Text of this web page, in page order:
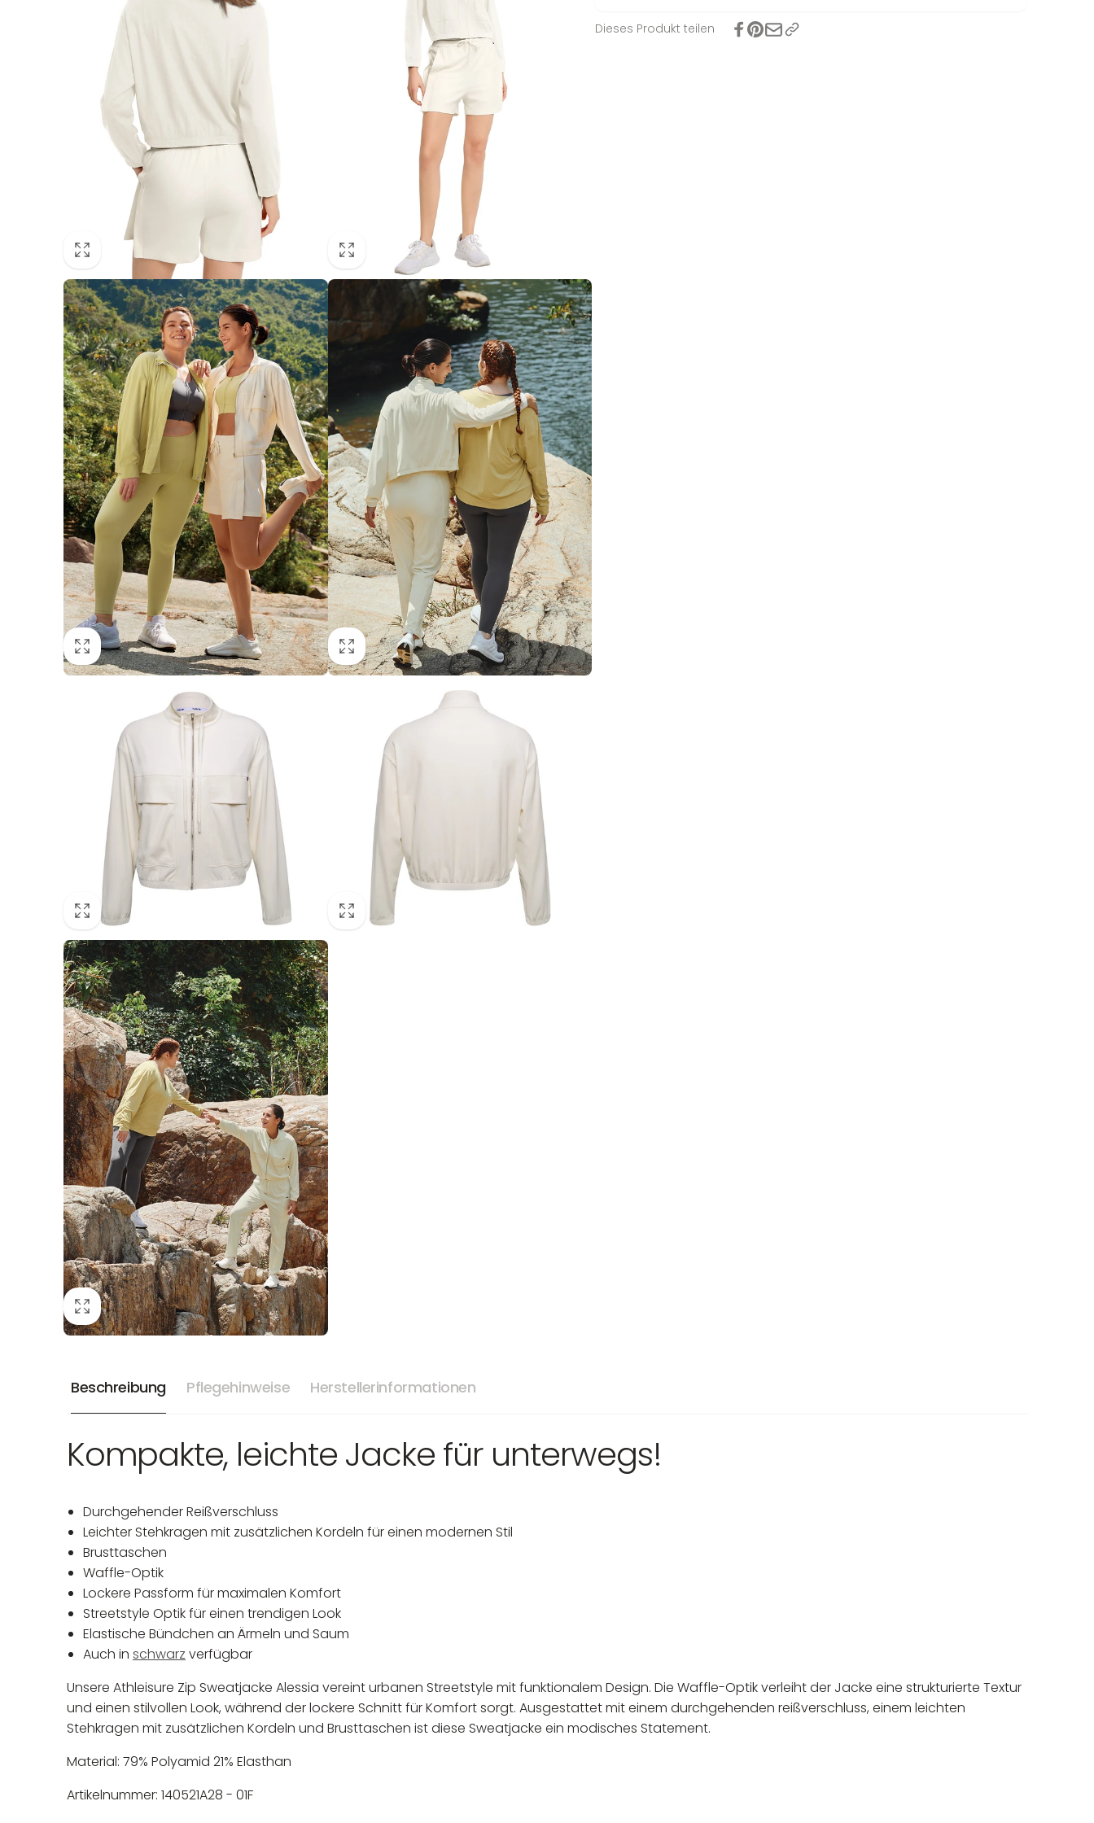
Dieses Produkt teilen
Beschreibung Pflegehinweise Herstellerinformationen
Kompakte, leichte Jacke für unterwegs!
Durchgehender Reißverschluss
Leichter Stehkragen mit zusätzlichen Kordeln für einen modernen Stil
Brusttaschen
Waffle-Optik
Lockere Passform für maximalen Komfort
Streetstyle Optik für einen trendigen Look
Elastische Bündchen an Ärmeln und Saum
Auch in schwarz verfügbar
Unsere Athleisure Zip Sweatjacke Alessia vereint urbanen Streetstyle mit funktionalem Design. Die Waffle-Optik verleiht der Jacke eine strukturierte Textur
und einen stilvollen Look, während der lockere Schnitt für Komfort sorgt. Ausgestattet mit einem durchgehenden reißverschluss, einem leichten
Stehkragen mit zusätzlichen Kordeln und Brusttaschen ist diese Sweatjacke ein modisches Statement.
Material: 79% Polyamid 21% Elasthan
Artikelnummer: 140521A28 - 01F